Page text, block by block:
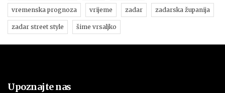
vremenska prognoza vrijeme zadar zadarska županija
zadar street style šime vrsaljko
Upoznajte nas